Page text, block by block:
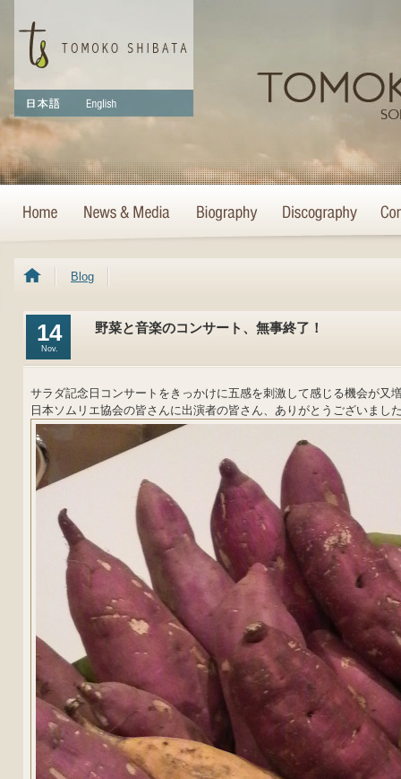
Blog
14
Nov.
野菜と音楽のコンサート、無事終了！
サラダ記念日コンサートをきっかけに五感を刺激して感じる機会が又
日本ソムリエ協会の皆さんに出演者の皆さん、ありがとうございまし